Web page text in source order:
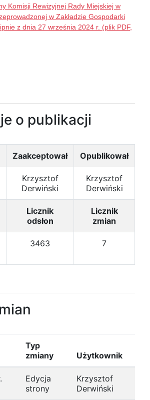
Komisji Rewizyjnej Rady Miejskiej w
w Zakładzie Gospodarki
z dnia 27 września 2024 r. (plik PDF,
o publikacji
Zaakceptował Opublikował
Krzysztof
Derwiński
Krzysztof
Derwiński
Licznik
odsłon
Licznik
zmian
3463 7
Typ
zmiany
Użytkownik
Edycja
strony
Krzysztof
Derwiński